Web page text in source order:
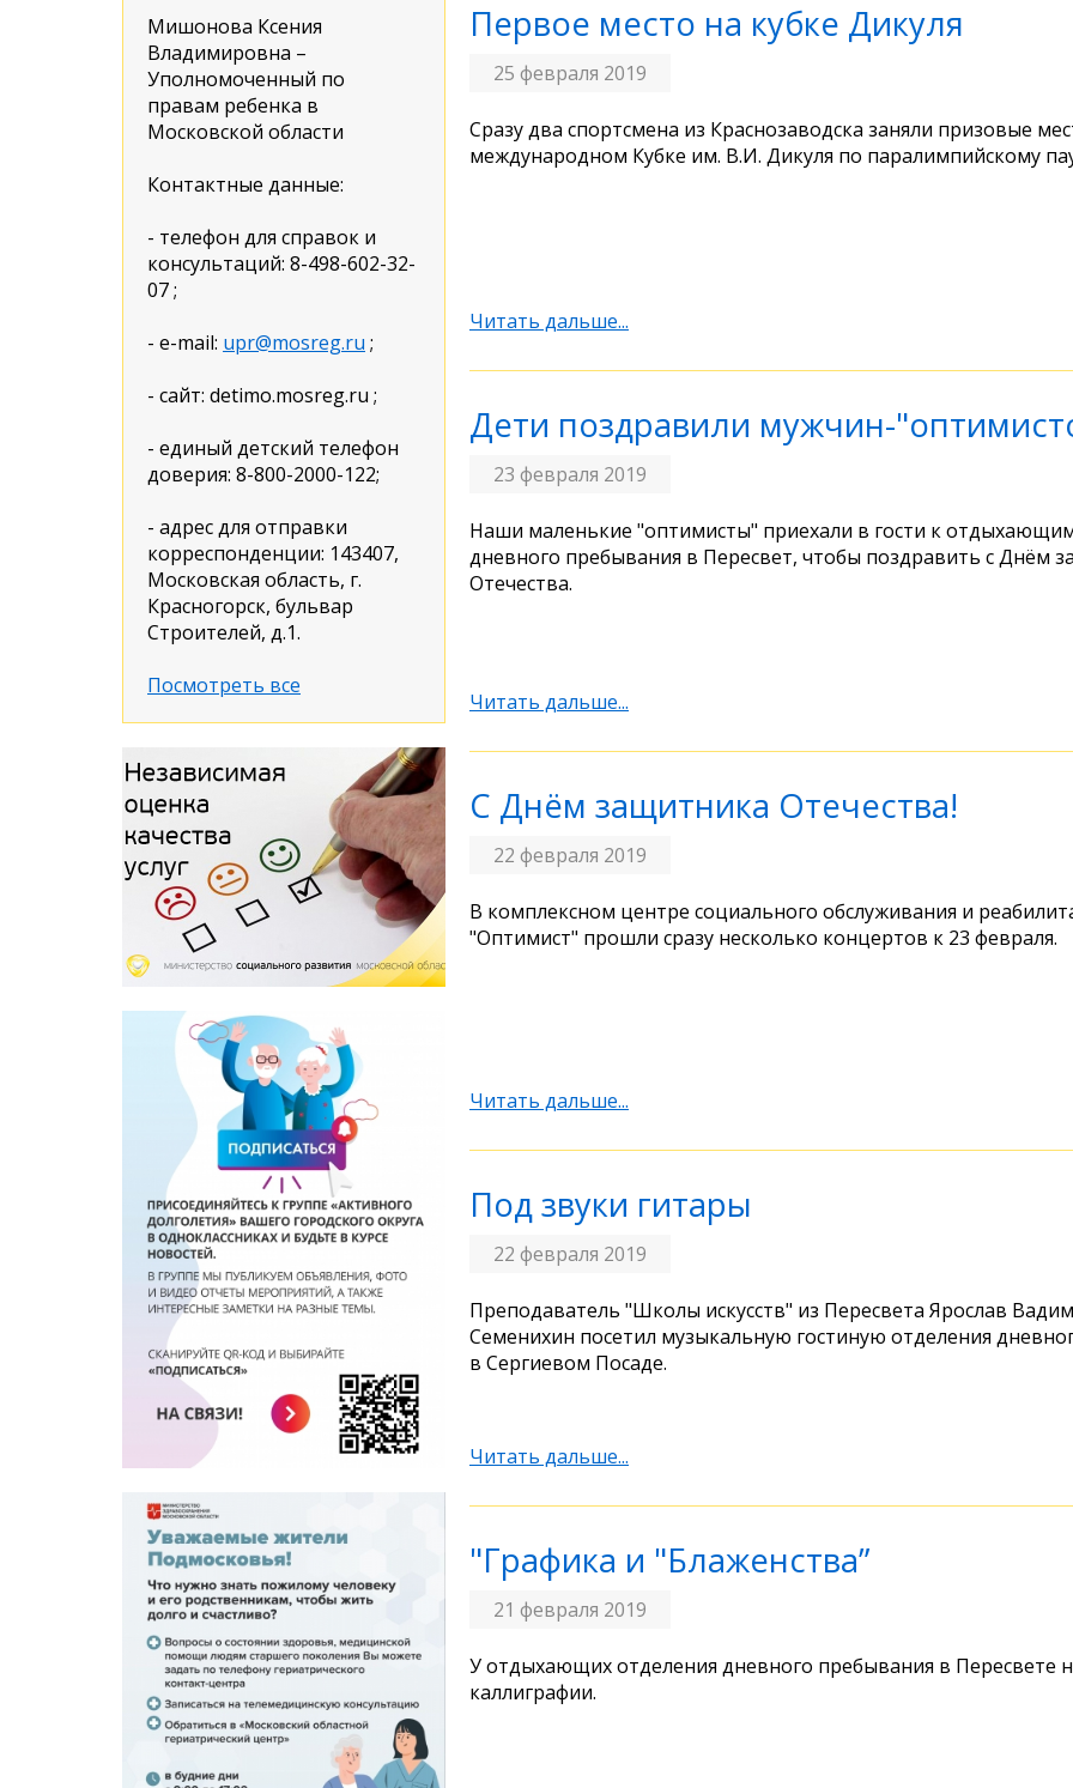
Первое место на кубке Дикуля
25 февраля 2019
Сразу два спортсмена из Краснозаводска заняли призовые
международном Кубке им. В.И. Дикуля по паралимпийскому
Читать дальше...
Дети поздравили мужчин-
23 февраля 2019
Наши маленькие "оптимисты" приехали в гости к
дневного пребывания в Пересвет, чтобы поздравить с Днём
Отечества.
Читать дальше...
С Днём защитника Отечества!
22 февраля 2019
В комплексном центре социального обслуживания и
"Оптимист" прошли сразу несколько концертов к 23 февраля.
Читать дальше...
Под звуки гитары
22 февраля 2019
Преподаватель "Школы искусств" из Пересвета Ярослав
Семенихин посетил музыкальную гостиную отделения
в Сергиевом Посаде.
Читать дальше...
"Графика и "Блаженства”
21 февраля 2019
У отдыхающих отделения дневного пребывания в Пересвете
каллиграфии.
Мишонова Ксения
Владимировна –
Уполномоченный по
правам ребенка в
Московской области
Контактные данные:
- телефон для справок и
консультаций: 8-498-602-32-
07 ;
- e-mail: upr@mosreg.ru ;
- сайт: detimo.mosreg.ru ;
- единый детский телефон
доверия: 8-800-2000-122;
- адрес для отправки
корреспонденции: 143407,
Московская область, г.
Красногорск, бульвар
Строителей, д.1.
Посмотреть все